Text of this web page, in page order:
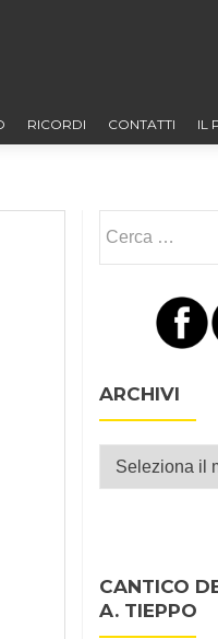
RICORDI CONTATTI IL
ARCHIVI
Archivi
CANTICO
A. TIEPPO